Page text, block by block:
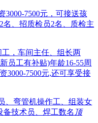
3000-7500元，可接送孩
、招质检员2名、质检主
，车间主任、组长两
员工有补贴)年龄16-55周
3000-7500元,还可享受接
、弯管机操作工、组装女
备技术员、焊工数名 顶